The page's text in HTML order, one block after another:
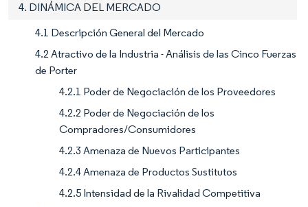
4. DINÁMICA DEL MERCADO
4.1 Descripción General del Mercado
4.2 Atractivo de la Industria - Análisis de las Cinco Fuerzas
de Porter
4.2.1 Poder de Negociación de los Proveedores
4.2.2 Poder de Negociación de los
Compradores/Consumidores
4.2.3 Amenaza de Nuevos Participantes
4.2.4 Amenaza de Productos Sustitutos
4.2.5 Intensidad de la Rivalidad Competitiva